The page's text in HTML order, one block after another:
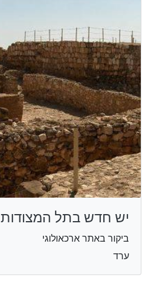
יש חדש בתל המצודות
ביקור באתר ארכאולוגי
ערד